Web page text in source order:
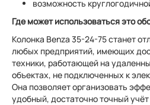
возможность
Где может использоваться это
Колонка Benza 35-24-75 станет
любых предприятий, имеющих
техники, работающей на
объектах, не подключенных к
Она позволяет организовать
удобный, достаточно точный